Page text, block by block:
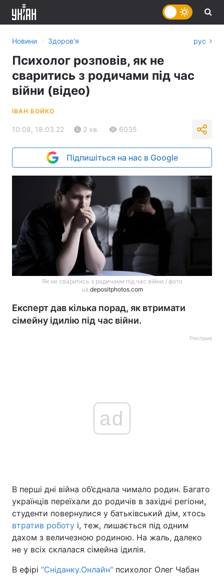
Головна Війна
Україна Політика
Економіка Світ
Новини › Здоров'я рус
Психолог розповів, як не
сваритись з родичами під час
війни (відео)
ІВАН БОЙКО
10:08, 18.03.22 2 хв. 6035
Підпишіться на нас в Google
Як не сваритись з родичами під час війни / фото
ua.depositphotos.com
Експерт дав кілька порад, як втримати
сімейну ідилію під час війни.
Реклама
ad
В перші дні війна об’єднала чимало родин. Багато
українців переїхали до родичів в західні регіони,
студенти повернулися у батьківський дім, хтось
втратив роботу і, теж, лишається під одним
дахом з величезною родиною. На жаль, далеко
не у всіх склалася сімейна ідилія.
В ефірі "Сніданку.Онлайн" психолог Олег Чабан